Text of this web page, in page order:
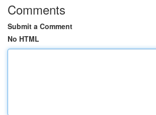
Comments
Submit a Comment
No HTML